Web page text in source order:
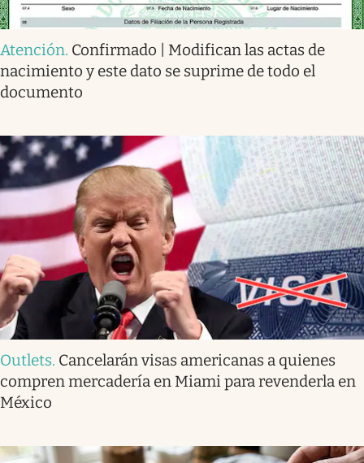
Atención. Confirmado | Modifican las actas de
nacimiento y este dato se suprime de todo el
documento
Outlets. Cancelarán visas americanas a quienes
compren mercadería en Miami para revenderla en
México